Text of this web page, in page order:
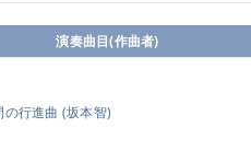
演奏曲目(作曲者)
行進曲 (坂本智)